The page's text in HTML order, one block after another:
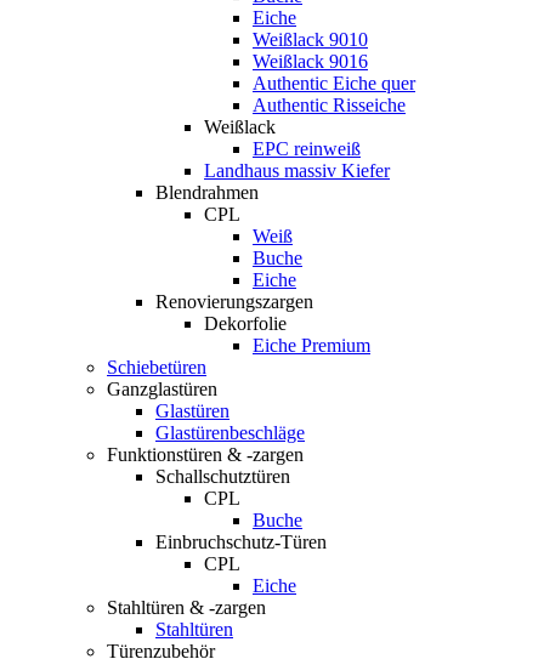
Eiche
Weißlack 9010
Weißlack 9016
Authentic Eiche quer
Authentic Risseiche
Weißlack
EPC reinweiß
Landhaus massiv Kiefer
Blendrahmen
CPL
Weiß
Buche
Eiche
Renovierungszargen
Dekorfolie
Eiche Premium
Schiebetüren
Ganzglastüren
Glastüren
Glastürenbeschläge
Funktionstüren & -zargen
Schallschutztüren
CPL
Buche
Einbruchschutz-Türen
CPL
Eiche
Stahltüren & -zargen
Stahltüren
Türenzubehör